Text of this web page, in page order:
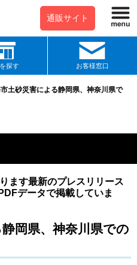
通販サイト
探す お客様窓口
土砂災害による静岡県、神奈川県で
ます最新のプレスリリース
データで掲載していま
岡県、神奈川県での